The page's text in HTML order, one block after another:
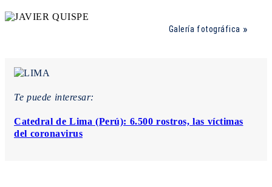
Galería fotográfica
Te puede interesar:
Catedral de Lima (Perú): 6.500 rostros, las víctimas
del coronavirus